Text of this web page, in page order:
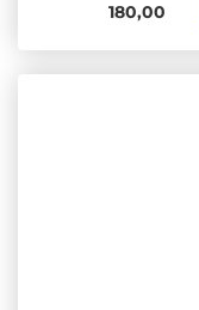
180,00